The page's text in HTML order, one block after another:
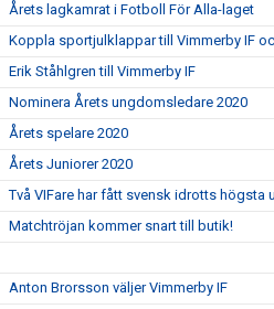
Årets lagkamrat i Fotboll För Alla-laget
Koppla sportjulklappar till Vimmerby IF
Erik Ståhlgren till Vimmerby IF
Nominera Årets ungdomsledare 2020
Årets spelare 2020
Årets Juniorer 2020
Två VIFare har fått svensk idrotts högsta
Matchtröjan kommer snart till butik!
Anton Brorsson väljer Vimmerby IF